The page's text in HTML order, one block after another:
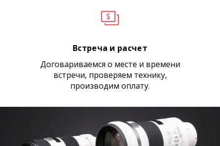
Встреча и расчет
Договариваемся о месте и времени
встречи, проверяем технику,
производим оплату.